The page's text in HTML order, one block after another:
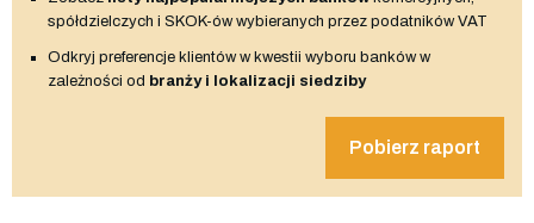
spółdzielczych i SKOK-ów wybieranych przez podatników VAT
Odkryj preferencje klientów w kwestii wyboru banków w
zależności od branży i lokalizacji siedziby
Pobierz raport